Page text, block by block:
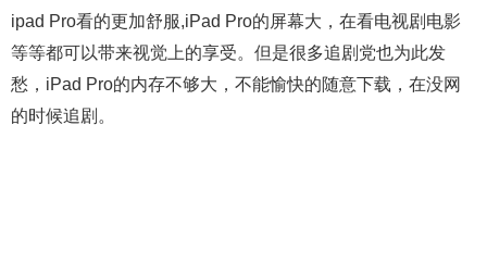
ipad Pro看的更加舒服,iPad Pro的屏幕大，在看电视剧电影
等等都可以带来视觉上的享受。但是很多追剧党也为此发
愁，iPad Pro的内存不够大，不能愉快的随意下载，在没网
的时候追剧。